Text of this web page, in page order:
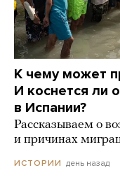
К чему может
И коснется ли
в Испании?
Рассказываем о
и причинах
ИСТОРИИ день назад